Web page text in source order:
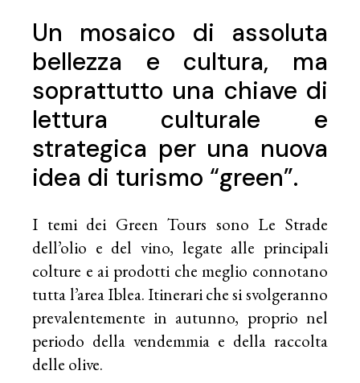
Un mosaico di assoluta
bellezza e cultura, ma
soprattutto una chiave di
lettura culturale e
strategica per una nuova
idea di turismo “green”.
I temi dei Green Tours sono Le Strade
dell’olio e del vino, legate alle principali
colture e ai prodotti che meglio connotano
tutta l’area Iblea. Itinerari che si svolgeranno
prevalentemente in autunno, proprio nel
periodo della vendemmia e della raccolta
delle olive.